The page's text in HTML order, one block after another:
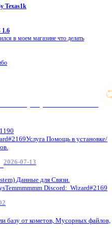
Texas1k
1.6
в моем магазине что делать
Помощь в установке/
2026-07-13
Данные для Связи.
Discord: Wizard#2169
базу от кометов, Мусорных файлов,